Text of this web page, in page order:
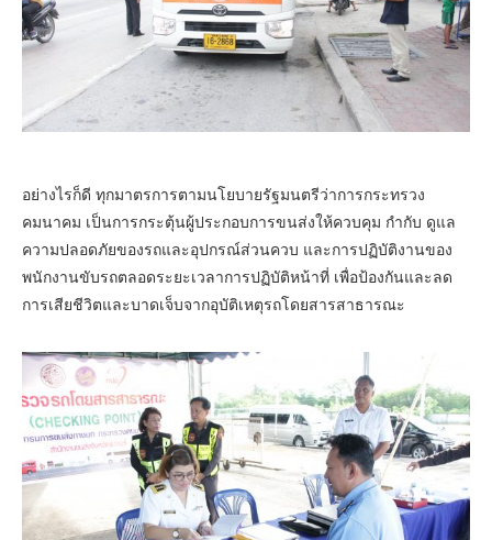
อย่างไรก็ดี ทุกมาตรการตามนโยบายรัฐมนตรีว่าการกระทรวง
คมนาคม เป็นการกระตุ้นผู้ประกอบการขนส่งให้ควบคุม กำกับ ดูแล
ความปลอดภัยของรถและอุปกรณ์ส่วนควบ และการปฏิบัติงานของ
พนักงานขับรถตลอดระยะเวลาการปฏิบัติหน้าที่ เพื่อป้องกันและลด
การเสียชีวิตและบาดเจ็บจากอุบัติเหตุรถโดยสารสาธารณะ